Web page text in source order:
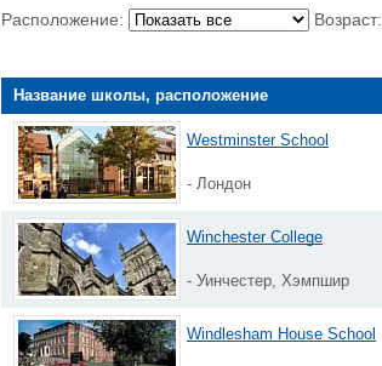
Расположение: Возраст:
Название школы, расположение
Westminster School
- Лондон
Winchester College
- Уинчестер, Хэмпшир
Windlesham House School